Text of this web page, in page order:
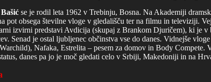
se je rodil leta 1962 v Trebinju, Bosna. Na Akademiji
pot obsega številne vloge v gledališču ter na filmu in televiziji.
izvirni predstavi Avdicija (skupaj z Brankom Djuričem), ki je v
Senad je ostal ljubljenec občinstva vse do danes. Vidnejše
Nafaka, Estrelita – pesem za domov in Body
danes pa jo je moč gledati celo v Srbiji, Makedoniji in na